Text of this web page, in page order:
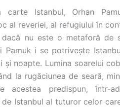
carte Istanbul, Orhan
al reveriei, al refugiului în
dacă nu este o metaforă de
Pamuk i se potriveşte
şi noapte. Lumina soarelui
la rugăciunea de seară,
acestea predispun, într-
Istanbul al tuturor celor